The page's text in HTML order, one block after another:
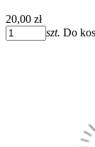
20,00 zł
szt. Do